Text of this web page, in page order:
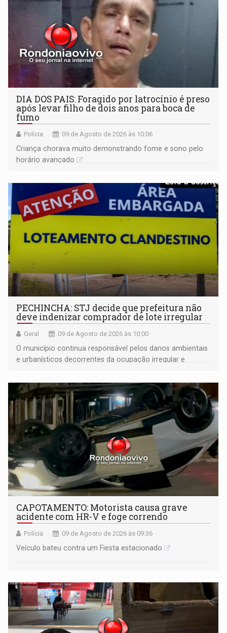
DIA DOS PAIS: Foragido por latrocínio é preso
após levar filho de dois anos para boca de
fumo
Polícia 09 de Agosto de 2026 às 10:06
Criança chorava muito demonstrando fome e sono pelo
horário avançado
PECHINCHA: STJ decide que prefeitura não
deve indenizar comprador de lote irregular
Geral 09 de Agosto de 2026 às 10:00
O município continua responsável pelos danos ambientais
e urbanísticos decorrentes da ocupação irregular e
CAPOTAMENTO: Motorista causa grave
acidente com HR-V e foge correndo
Polícia 09 de Agosto de 2026 às 09:36
Veículo bateu contra um Fiesta estacionado